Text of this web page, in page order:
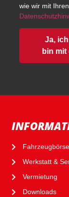
wie wir mit
Ja,
bin
Fahrzeugbörse
Werkstatt &
Vermietung
Downloads